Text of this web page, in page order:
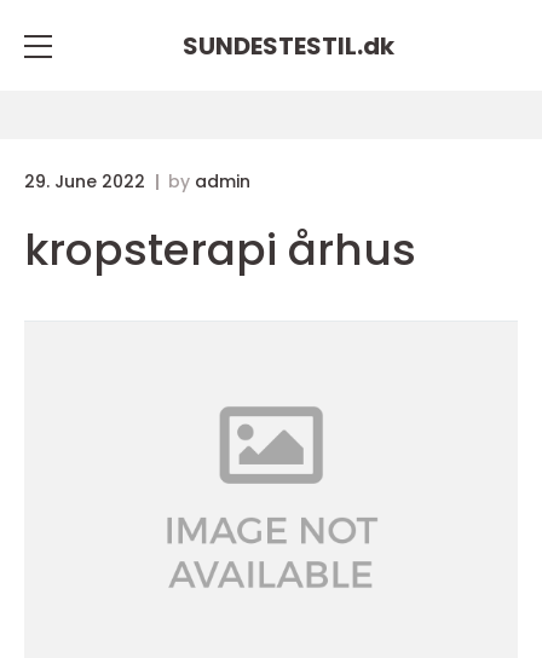
SUNDESTESTIL.dk
29. June 2022 by admin
kropsterapi århus